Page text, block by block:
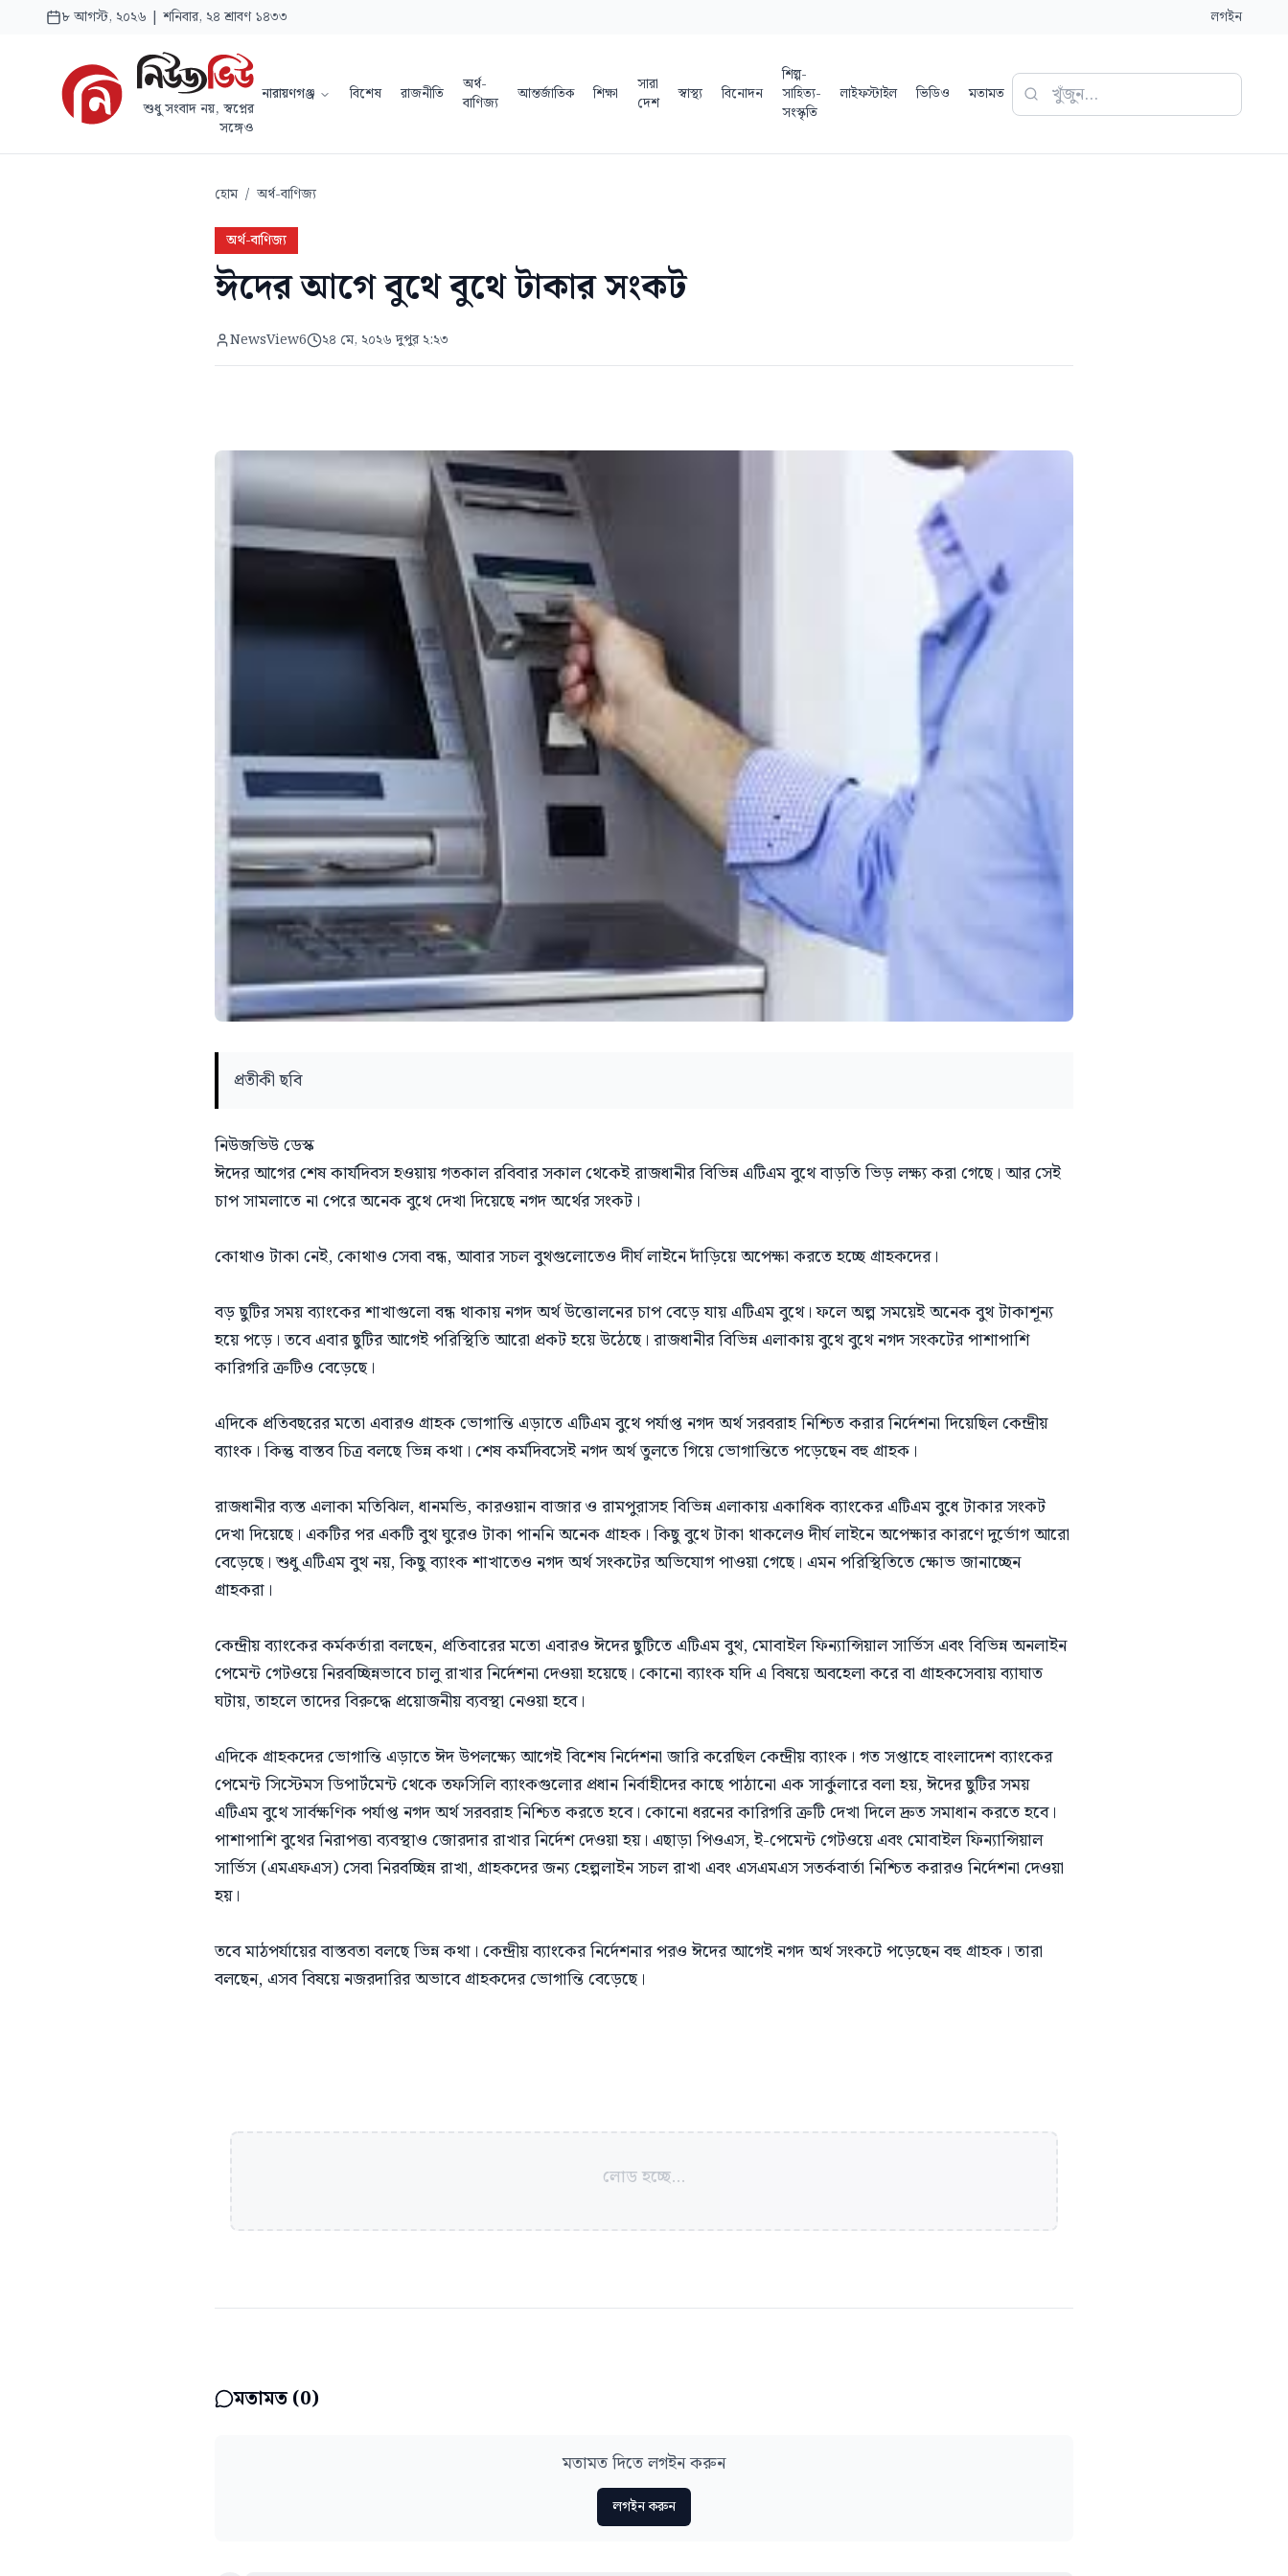
৮ আগস্ট, ২০২৬ | শনিবার, ২৪ শ্রাবণ ১৪৩৩ লগইন
শুধু সংবাদ নয়, স্বপ্নের
সঙ্গেও
নারায়ণগঞ্জ বিশেষ রাজনীতি
অর্থ-
বাণিজ্য
আন্তর্জাতিক শিক্ষা
সারা
দেশ
স্বাস্থ্য বিনোদন
শিল্প-
সাহিত্য-
সংস্কৃতি
লাইফস্টাইল ভিডিও মতামত
হোম / অর্থ-বাণিজ্য
অর্থ-বাণিজ্য
ঈদের আগে বুথে বুথে টাকার সংকট
NewsView6 ২৪ মে, ২০২৬ দুপুর ২:২৩
প্রতীকী ছবি
নিউজভিউ ডেস্ক
ঈদের আগের শেষ কার্যদিবস হওয়ায় গতকাল রবিবার সকাল থেকেই রাজধানীর বিভিন্ন এটিএম বুথে বাড়তি ভিড় লক্ষ্য করা গেছে। আর সেই
চাপ সামলাতে না পেরে অনেক বুথে দেখা দিয়েছে নগদ অর্থের সংকট।
কোথাও টাকা নেই, কোথাও সেবা বন্ধ, আবার সচল বুথগুলোতেও দীর্ঘ লাইনে দাঁড়িয়ে অপেক্ষা করতে হচ্ছে গ্রাহকদের।
বড় ছুটির সময় ব্যাংকের শাখাগুলো বন্ধ থাকায় নগদ অর্থ উত্তোলনের চাপ বেড়ে যায় এটিএম বুথে। ফলে অল্প সময়েই অনেক বুথ টাকাশূন্য
হয়ে পড়ে। তবে এবার ছুটির আগেই পরিস্থিতি আরো প্রকট হয়ে উঠেছে। রাজধানীর বিভিন্ন এলাকায় বুথে বুথে নগদ সংকটের পাশাপাশি
কারিগরি ত্রুটিও বেড়েছে।
এদিকে প্রতিবছরের মতো এবারও গ্রাহক ভোগান্তি এড়াতে এটিএম বুথে পর্যাপ্ত নগদ অর্থ সরবরাহ নিশ্চিত করার নির্দেশনা দিয়েছিল কেন্দ্রীয়
ব্যাংক। কিন্তু বাস্তব চিত্র বলছে ভিন্ন কথা। শেষ কর্মদিবসেই নগদ অর্থ তুলতে গিয়ে ভোগান্তিতে পড়েছেন বহু গ্রাহক।
রাজধানীর ব্যস্ত এলাকা মতিঝিল, ধানমন্ডি, কারওয়ান বাজার ও রামপুরাসহ বিভিন্ন এলাকায় একাধিক ব্যাংকের এটিএম বুধে টাকার সংকট
দেখা দিয়েছে। একটির পর একটি বুথ ঘুরেও টাকা পাননি অনেক গ্রাহক। কিছু বুথে টাকা থাকলেও দীর্ঘ লাইনে অপেক্ষার কারণে দুর্ভোগ আরো
বেড়েছে। শুধু এটিএম বুথ নয়, কিছু ব্যাংক শাখাতেও নগদ অর্থ সংকটের অভিযোগ পাওয়া গেছে। এমন পরিস্থিতিতে ক্ষোভ জানাচ্ছেন
গ্রাহকরা।
কেন্দ্রীয় ব্যাংকের কর্মকর্তারা বলছেন, প্রতিবারের মতো এবারও ঈদের ছুটিতে এটিএম বুথ, মোবাইল ফিন্যান্সিয়াল সার্ভিস এবং বিভিন্ন অনলাইন
পেমেন্ট গেটওয়ে নিরবচ্ছিন্নভাবে চালু রাখার নির্দেশনা দেওয়া হয়েছে। কোনো ব্যাংক যদি এ বিষয়ে অবহেলা করে বা গ্রাহকসেবায় ব্যাঘাত
ঘটায়, তাহলে তাদের বিরুদ্ধে প্রয়োজনীয় ব্যবস্থা নেওয়া হবে।
এদিকে গ্রাহকদের ভোগান্তি এড়াতে ঈদ উপলক্ষ্যে আগেই বিশেষ নির্দেশনা জারি করেছিল কেন্দ্রীয় ব্যাংক। গত সপ্তাহে বাংলাদেশ ব্যাংকের
পেমেন্ট সিস্টেমস ডিপার্টমেন্ট থেকে তফসিলি ব্যাংকগুলোর প্রধান নির্বাহীদের কাছে পাঠানো এক সার্কুলারে বলা হয়, ঈদের ছুটির সময়
এটিএম বুথে সার্বক্ষণিক পর্যাপ্ত নগদ অর্থ সরবরাহ নিশ্চিত করতে হবে। কোনো ধরনের কারিগরি ত্রুটি দেখা দিলে দ্রুত সমাধান করতে হবে।
পাশাপাশি বুথের নিরাপত্তা ব্যবস্থাও জোরদার রাখার নির্দেশ দেওয়া হয়। এছাড়া পিওএস, ই-পেমেন্ট গেটওয়ে এবং মোবাইল ফিন্যান্সিয়াল
সার্ভিস (এমএফএস) সেবা নিরবচ্ছিন্ন রাখা, গ্রাহকদের জন্য হেল্পলাইন সচল রাখা এবং এসএমএস সতর্কবার্তা নিশ্চিত করারও নির্দেশনা দেওয়া
হয়।
তবে মাঠপর্যায়ের বাস্তবতা বলছে ভিন্ন কথা। কেন্দ্রীয় ব্যাংকের নির্দেশনার পরও ঈদের আগেই নগদ অর্থ সংকটে পড়েছেন বহু গ্রাহক। তারা
বলছেন, এসব বিষয়ে নজরদারির অভাবে গ্রাহকদের ভোগান্তি বেড়েছে।
লোড হচ্ছে...
মতামত (0)
মতামত দিতে লগইন করুন
লগইন করুন